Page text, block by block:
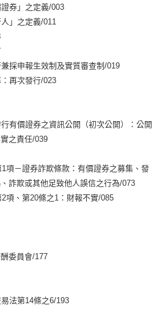
券」之定義/003
」之定義/011
採申報生效制及實質審查制/019
再次發行/023
有價證券之資訊公開（初次公開）：公開
之責任/039
－證券詐欺條款：有價證券之募集、發
詐欺或其他足致他人誤信之行為/073
、第20條之1：財報不實/085
委員會/177
法第14條之6/193